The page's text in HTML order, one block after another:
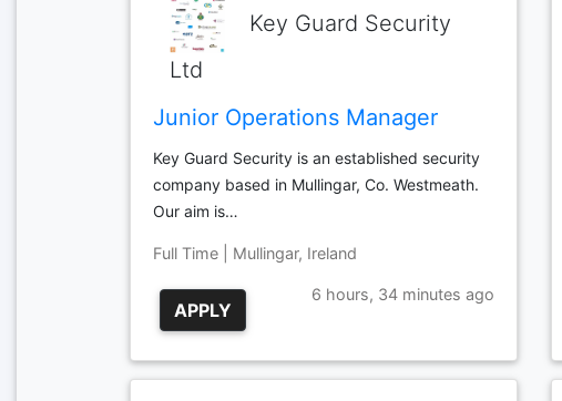
Key Guard Security
Ltd
Junior Operations Manager
Key Guard Security is an established security
company based in Mullingar, Co. Westmeath.
Our aim is…
Full Time | Mullingar, Ireland
APPLY
6 hours, 34 minutes ago